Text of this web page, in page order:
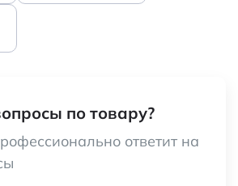
по товару?
ответит на